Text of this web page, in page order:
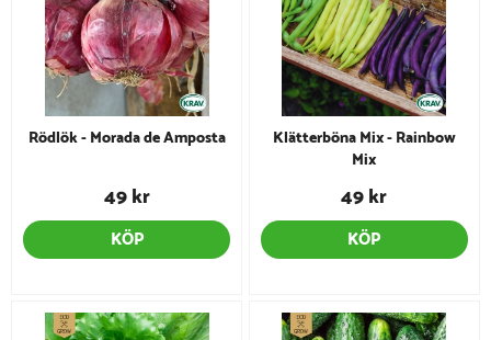
Rödlök - Morada de Amposta
49 kr
KÖP
Klätterböna Mix - Rainbow
Mix
49 kr
KÖP